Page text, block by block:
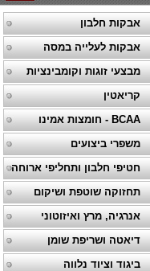
אבקות חלבון
אבקות לעלייה במסה
מבצעי זוגות וקומבינציות
קריאטין
BCAA - חומצות אמינו
משפרי ביצועים
חטיפי חלבון ותחליפי ארוחה
תחזוקה שוטפת ושיקום
אנרגיה, מרץ ואיזוטוני
דיאטה ושריפת שומן
ביגוד וציוד נלווה